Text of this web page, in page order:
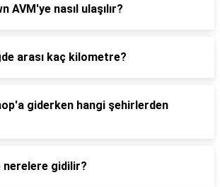
AVM'ye nasıl ulaşılır?
arası kaç kilometre?
giderken hangi şehirlerden
gidilir?